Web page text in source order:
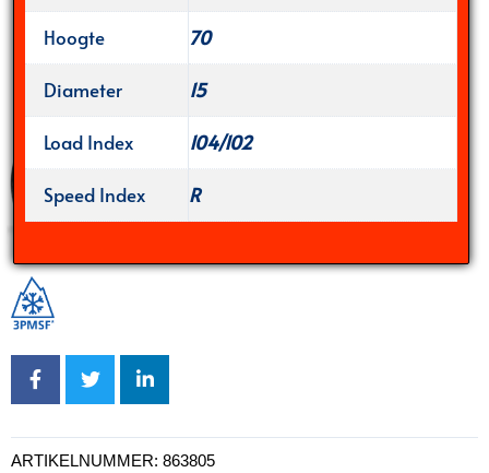
Hoogte
70
Diameter
15
Load Index
104/102
Speed Index
R
ARTIKELNUMMER: 863805